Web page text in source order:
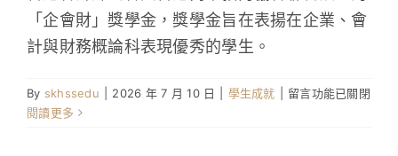
管
理
「企會財」獎學金，獎學金旨在表揚在企業、會
計與財務概論科表現優秀的學生。
By skhssedu 2026 年 7 月 10 日 學生成就
在
留言功能已關閉
閱讀更多